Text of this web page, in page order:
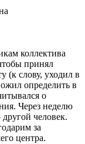
коллектива
принял
(к слову, уходил в
определить в
о
Через неделю
человек.
за
центра.